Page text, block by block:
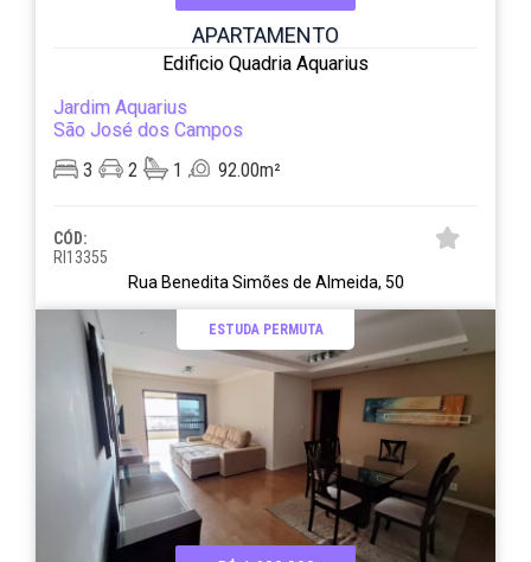
APARTAMENTO
Edificio Quadria Aquarius
Jardim Aquarius
São José dos Campos
3
2 1 92.00m²
CÓD:
RI13355
Rua Benedita Simões de Almeida, 50
ESTUDA PERMUTA